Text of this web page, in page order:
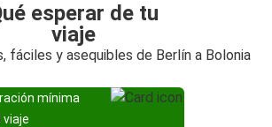
esperar de tu
viaje
fáciles y asequibles de Berlín a Bolonia
mínima
viaje